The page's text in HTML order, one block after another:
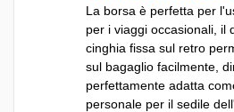
La borsa è perfetta per
per i viaggi occasionali, il
cinghia fissa sul retro
sul bagaglio facilmente,
perfettamente adatta
personale per il sedile